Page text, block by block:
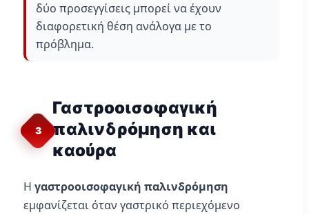
δύο προσεγγίσεις μπορεί να έχουν
διαφορετική θέση ανάλογα με το
πρόβλημα.
3
Γαστροοισοφαγική
παλινδρόμηση και
καούρα
Η γαστροοισοφαγική παλινδρόμηση
εμφανίζεται όταν γαστρικό περιεχόμενο